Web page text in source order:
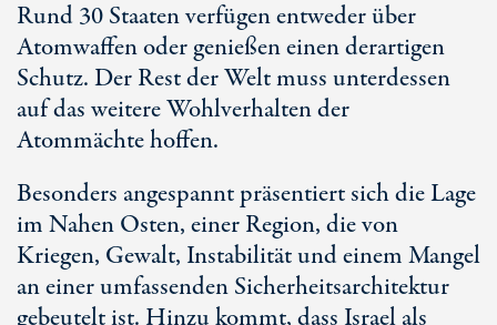
Rund30 Staatenverfügen entweder über
Atomwaffen oder genießen einen derartigen
Schutz. Der Rest der Welt muss unterdessen
auf das weitere Wohlverhalten der
Atommächte hoffen.
Besonders angespannt präsentiert sich die Lage
im Nahen Osten, einer Region, die von
Kriegen, Gewalt, Instabilität und einem Mangel
an einer umfassenden Sicherheitsarchitektur